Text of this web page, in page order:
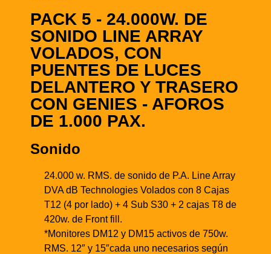
PACK 5 - 24.000W. DE
SONIDO LINE ARRAY
VOLADOS, CON
PUENTES DE LUCES
DELANTERO Y TRASERO
CON GENIES - AFOROS
DE 1.000 PAX.
Sonido
24.000 w. RMS. de sonido de P.A. Line Array
DVA dB Technologies Volados con 8 Cajas
T12 (4 por lado) + 4 Sub S30 + 2 cajas T8 de
420w. de Front fill.
*Monitores DM12 y DM15 activos de 750w.
RMS. 12″ y 15″cada uno necesarios según